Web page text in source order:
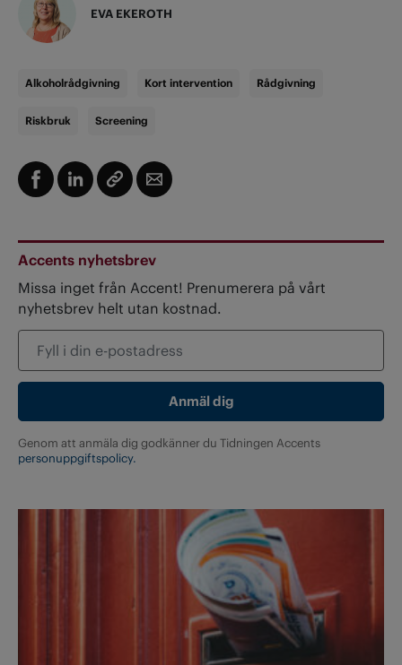
EVA EKEROTH
Alkoholrådgivning Kort intervention Rådgivning
Riskbruk Screening
Accents nyhetsbrev
Missa inget från Accent! Prenumerera på vårt
nyhetsbrev helt utan kostnad.
Genom att anmäla dig godkänner du Tidningen Accents
personuppgiftspolicy.